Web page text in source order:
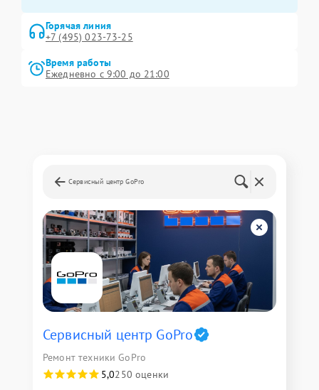
Горячая линия
+7 (495) 023-73-25
Время работы
Ежедневно с 9:00 до 21:00
Сервисный центр GoPro
Сервисный центр GoPro
Ремонт техники GoPro
5,0250 оценки